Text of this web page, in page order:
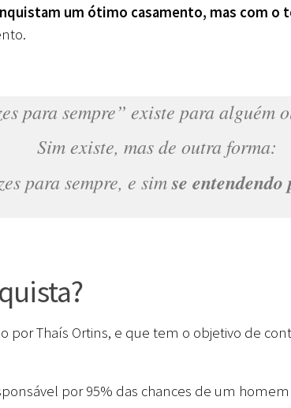
um ótimo casamento, mas com o
para sempre” existe para alguém
Sim existe, mas de outra forma:
para sempre, e simse
por Thaís Ortins, e que tem o objetivo de
por 95% das chances de um